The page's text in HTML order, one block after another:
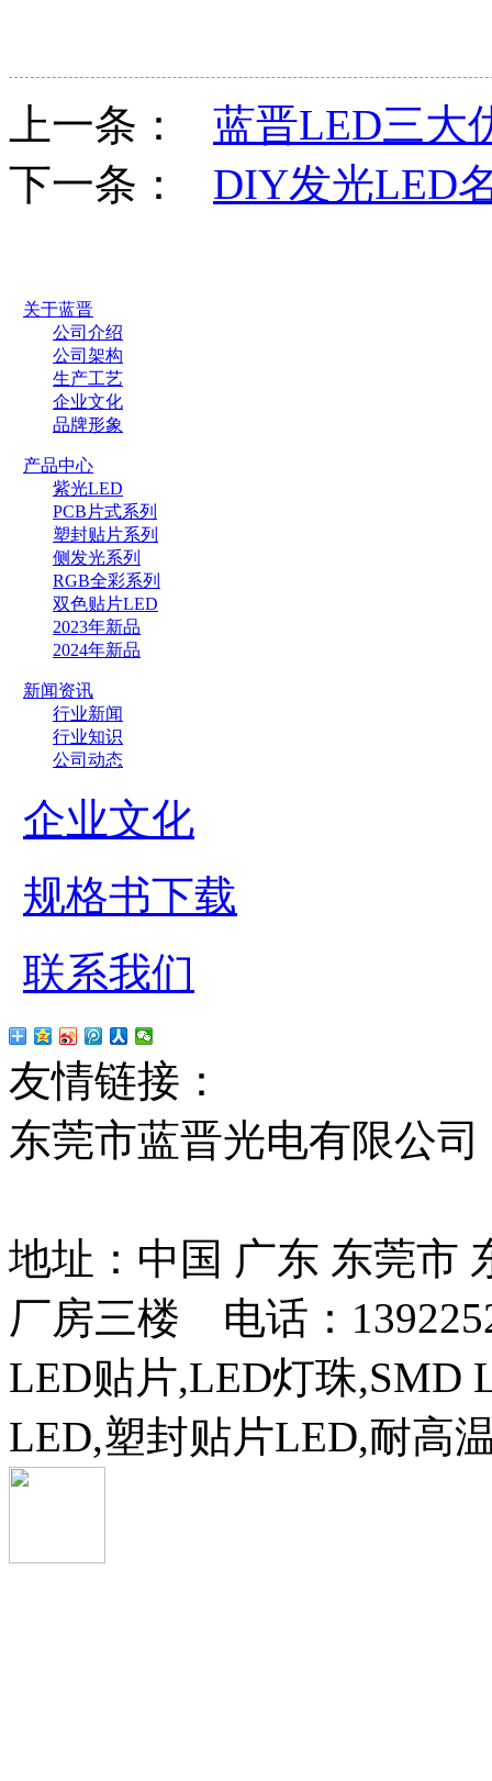
上一条： 蓝晋LED三大
下一条： DIY发光LED
关于蓝晋
公司介绍
公司架构
生产工艺
企业文化
品牌形象
产品中心
紫光LED
PCB片式系列
塑封贴片系列
侧发光系列
RGB全彩系列
双色贴片LED
2023年新品
2024年新品
新闻资讯
行业新闻
行业知识
公司动态
企业文化
规格书下载
联系我们
友情链接：
东莞市蓝晋光电有限公
地址：中国 广东 东莞市
厂房三楼 电话：
LED贴片,LED灯珠,SMD
LED,塑封贴片LED,耐